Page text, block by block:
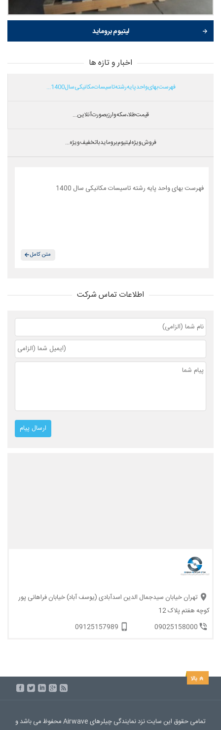
لیتیوم بروماید
اخبار و تازه ها
فهرست بهای واحد پایه رشته تاسیسات مکانیکی سال 1400...
قیمت طلا،سکه و ارز بصورت آنلاین...
فروش ویژه لیتیوم بروماید با تخفیف ویژه...
فهرست بهای واحد پایه رشته تاسیسات مکانیکی سال 1400
متن کامل
اطلاعات تماس شرکت
تهران خیابان سیدجمال الدین اسدآبادی (یوسف آباد) خیابان فراهانی پور
کوچه هفتم پلاک 12
09025158000
09125157989
تمامی حقوق این سایت نزد نمایندگی چیلرهای Airwave محفوظ می باشد و